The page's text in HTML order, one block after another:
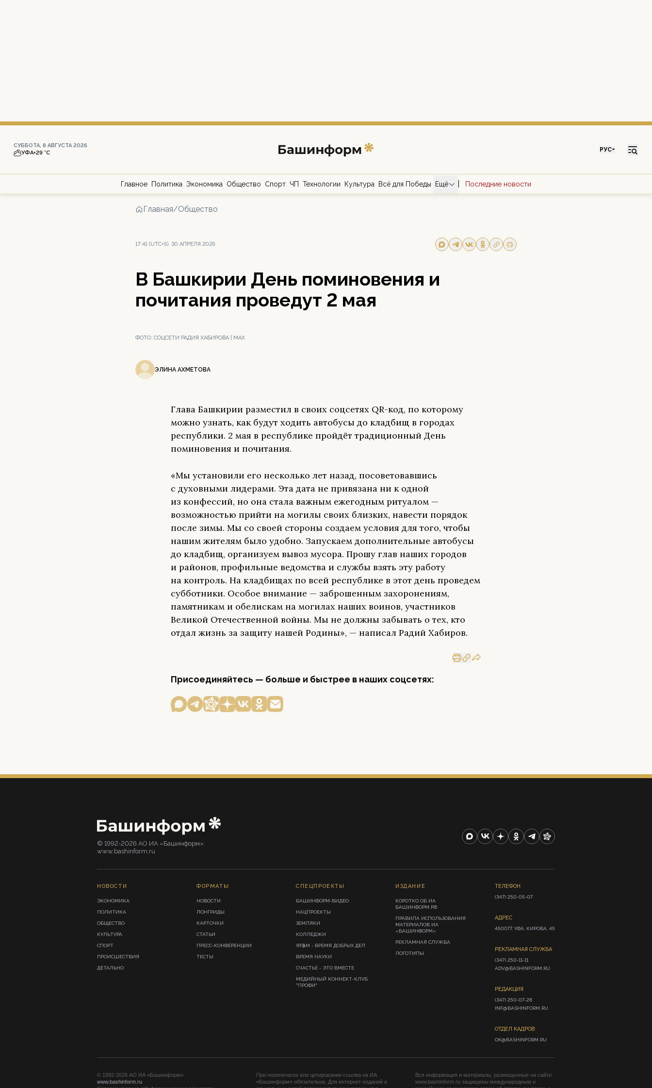
СУББОТА, 8 АВГУСТА 2026
УФА+29 °С РУС
Главное Политика Экономика Общество Спорт ЧП Технологии Культура Всё для Победы Ещё Последние новости
Главная/Общество
17:41 (UTC+5), 30 АПРЕЛЯ 2026
В Башкирии День поминовения и
почитания проведут 2 мая
ФОТО: СОЦСЕТИ РАДИЯ ХАБИРОВА | МАХ
ЭЛИНА АХМЕТОВА
Глава Башкирии разместил в своих соцсетях QR-код, по которому
можно узнать, как будут ходить автобусы до кладбищ в городах
республики. 2 мая в республике пройдёт традиционный День
поминовения и почитания.
«Мы установили его несколько лет назад, посоветовавшись
с духовными лидерами. Эта дата не привязана ни к одной
из конфессий, но она стала важным ежегодным ритуалом —
возможностью прийти на могилы своих близких, навести порядок
после зимы. Мы со своей стороны создаем условия для того, чтобы
нашим жителям было удобно. Запускаем дополнительные автобусы
до кладбищ, организуем вывоз мусора. Прошу глав наших городов
и районов, профильные ведомства и службы взять эту работу
на контроль. На кладбищах по всей республике в этот день проведем
субботники. Особое внимание — заброшенным захоронениям,
памятникам и обелискам на могилах наших воинов, участников
Великой Отечественной войны. Мы не должны забывать о тех, кто
отдал жизнь за защиту нашей Родины», — написал Радий Хабиров.
Присоединяйтесь — больше и быстрее в наших соцсетях:
© 1992-2026 АО ИА «Башинформ».
www.bashinform.ru
НОВОСТИ
ЭКОНОМИКА
ПОЛИТИКА
ОБЩЕСТВО
КУЛЬТУРА
СПОРТ
ПРОИСШЕСТВИЯ
ДЕТАЛЬНО
ФОРМАТЫ
НОВОСТИ
ЛОНГРИДЫ
КАРТОЧКИ
СТАТЬИ
ПРЕСС-КОНФЕРЕНЦИИ
ТЕСТЫ
СПЕЦПРОЕКТЫ
БАШИНФОРМ-ВИДЕО
НАЦПРОЕКТЫ
ЗЕМЛЯКИ
КОЛЛЕДЖИ
ЯРҘАМ - ВРЕМЯ ДОБРЫХ ДЕЛ
ВРЕМЯ НАУКИ
СЧАСТЬЕ - ЭТО ВМЕСТЕ
МЕДИЙНЫЙ КОННЕКТ-КЛУБ
"ПРОФИ"
ИЗДАНИЕ
КОРОТКО ОБ ИА
БАШИНФОРМ.РФ
ПРАВИЛА ИСПОЛЬЗОВАНИЯ
МАТЕРИАЛОВ ИА
«БАШИНФОРМ»
РЕКЛАМНАЯ СЛУЖБА
ЛОГОТИПЫ
ТЕЛЕФОН
(347) 250-05-07
АДРЕС
450077, УФА, КИРОВА, 45
РЕКЛАМНАЯ СЛУЖБА
(347) 250-11-11
ADV@BASHINFORM.RU
РЕДАКЦИЯ
(347) 250-07-28
INF@BASHINFORM.RU
ОТДЕЛ КАДРОВ
OK@BASHINFORM.RU
© 1992-2026 АО ИА «Башинформ».
www.bashinform.ru
При перепечатке или цитировании ссылка на ИА
«Башинформ» обязательна. Для интернет-изданий и
Вся информация и материалы, размещенные на сайте
www.bashinform.ru защищены международным и